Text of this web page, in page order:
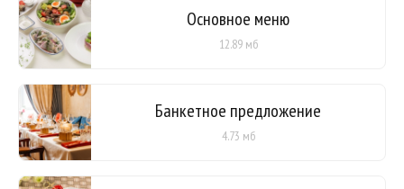
Основное меню
12.89 мб
Банкетное предложение
4.73 мб